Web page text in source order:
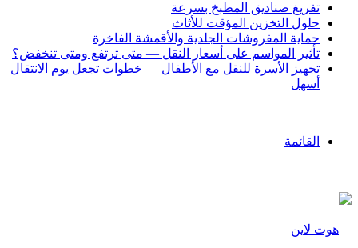
تفريغ صناديق المطبخ بسرعة
حلول التخزين المؤقت للأثاث
حماية المفروشات الجلدية والأقمشة الفاخرة
تأثير المواسم على أسعار النقل — متى ترتفع ومتى تنخفض؟
تجهيز الأسرة للنقل مع الأطفال — خطوات تجعل يوم الانتقال
أسهل
القائمة